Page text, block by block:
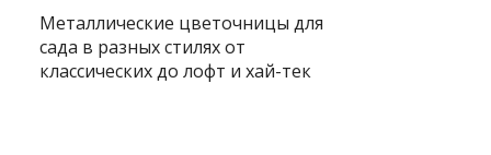
Металлические цветочницы для
сада в разных стилях от
классических до лофт и хай-тек